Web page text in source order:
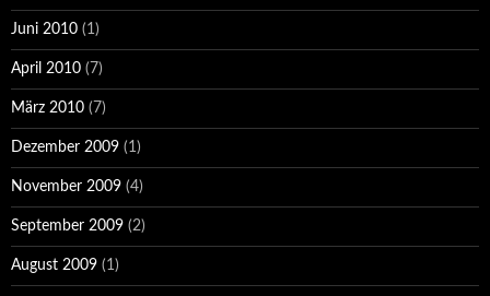
Juni 2010 (1)
April 2010 (7)
März 2010 (7)
Dezember 2009 (1)
November 2009 (4)
September 2009 (2)
August 2009 (1)